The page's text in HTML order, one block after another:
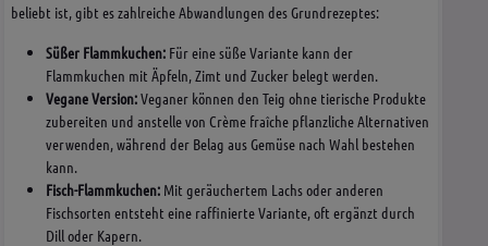
beliebt ist, gibt es zahlreiche Abwandlungen des Grundrezeptes:
Süßer Flammkuchen: Für eine süße Variante kann der
Flammkuchen mit Äpfeln, Zimt und Zucker belegt werden.
Vegane Version:Veganer können den Teig ohne tierische Produkte
zubereiten und anstelle von Crème fraîche pflanzliche Alternativen
verwenden, während der Belag aus Gemüse nach Wahl bestehen
kann.
Fisch-Flammkuchen: Mit geräuchertem Lachs oder anderen
Fischsorten entsteht eine raffinierte Variante, oft ergänzt durch
Dill oder Kapern.